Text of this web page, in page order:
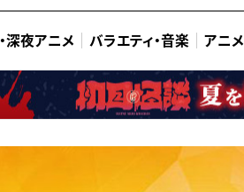
・深夜アニメ バラエティ・音楽 アニメ